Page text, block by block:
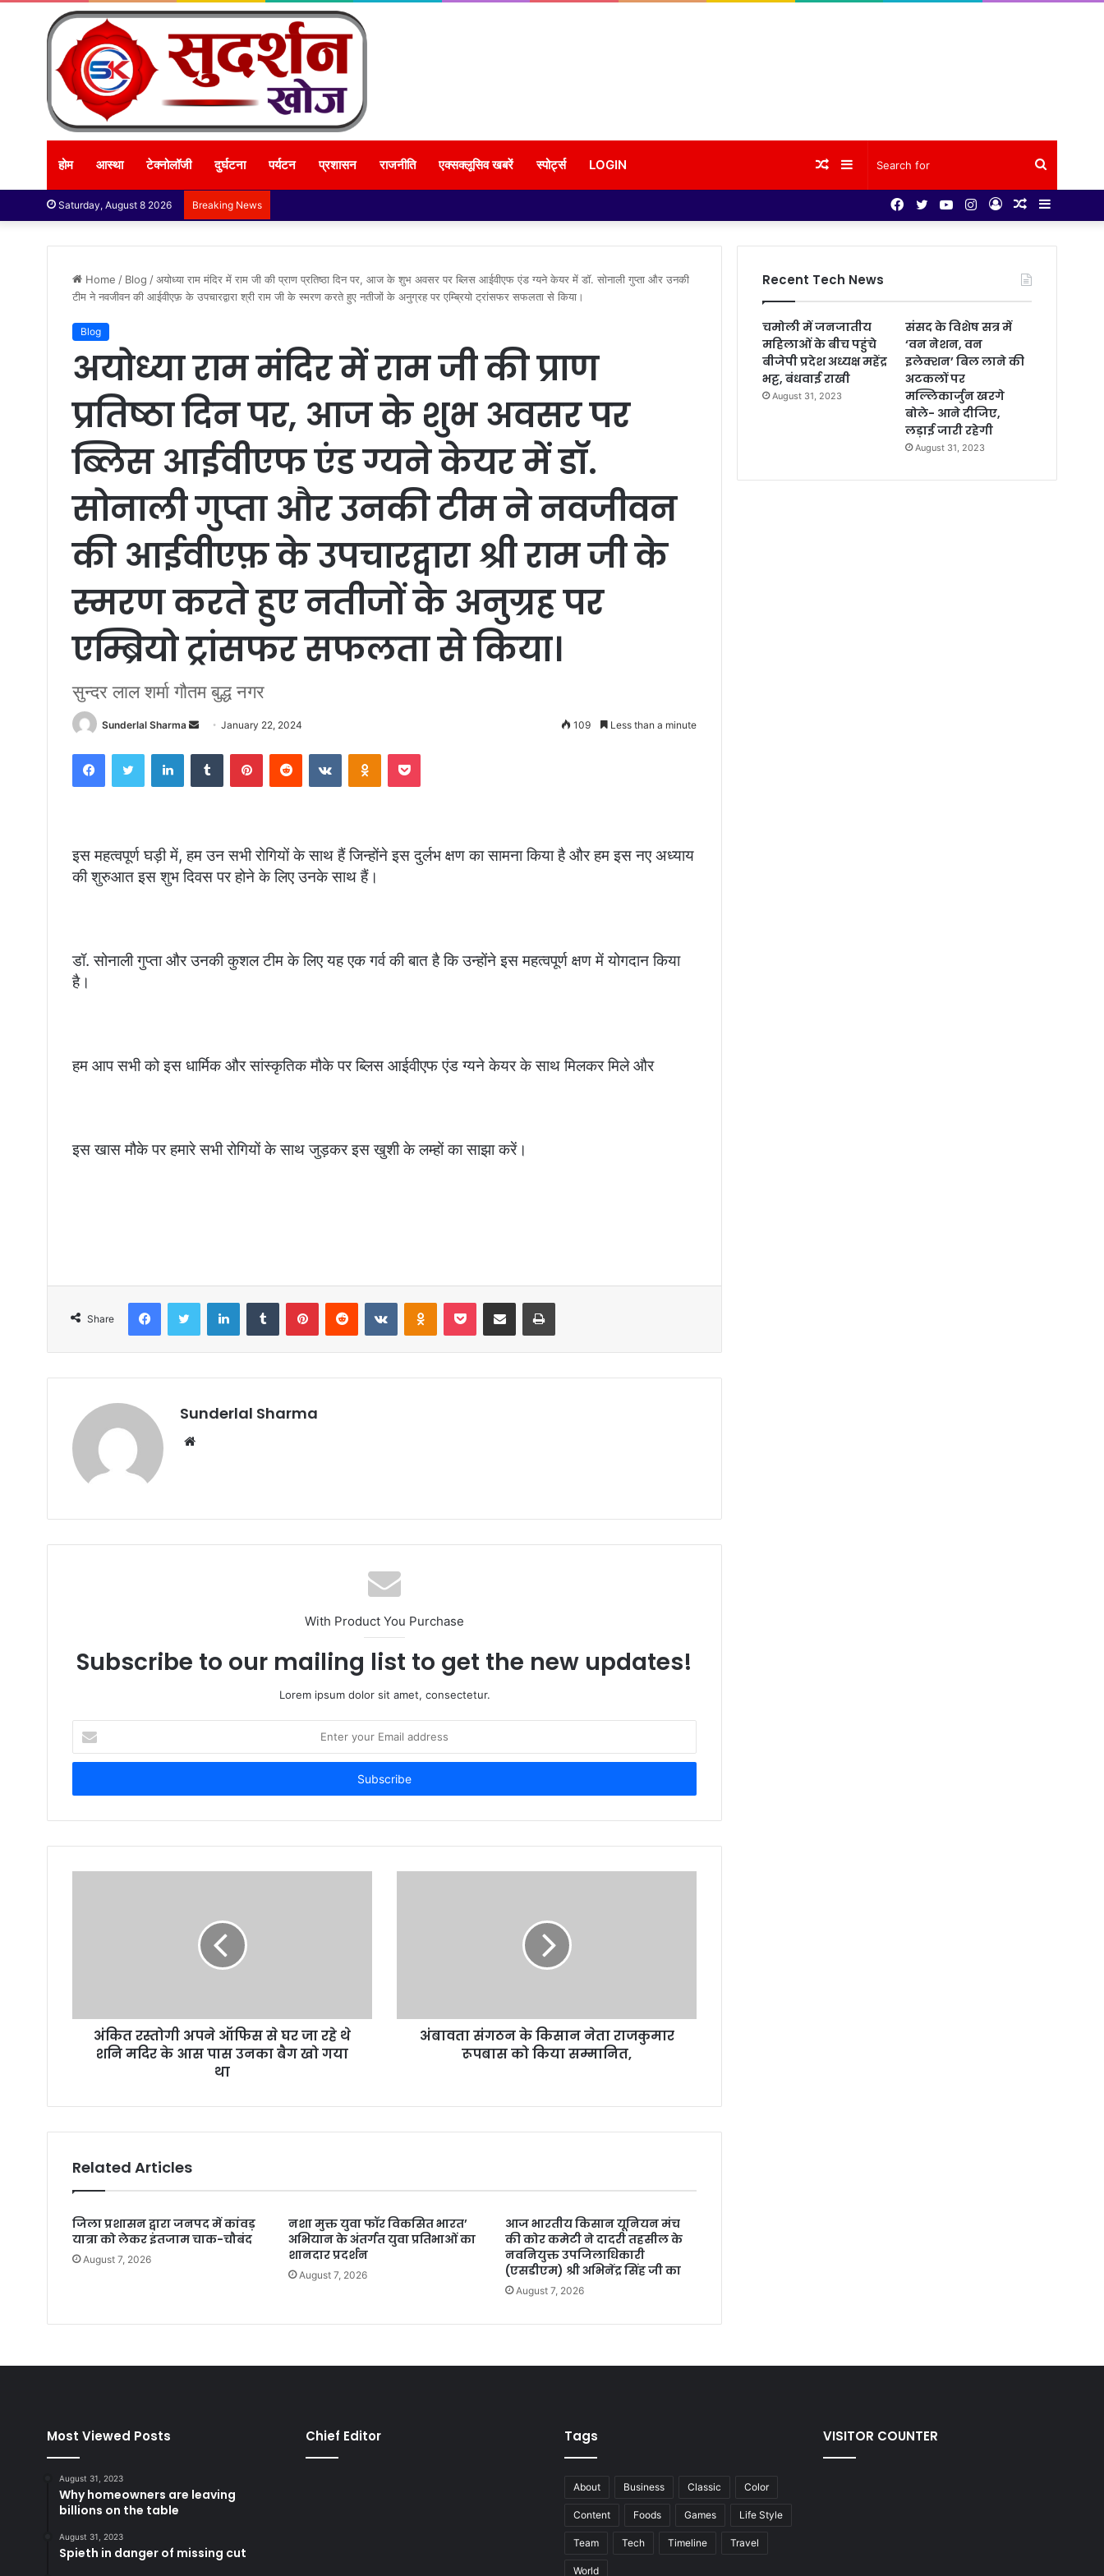
होम आस्था टेक्नोलॉजी दुर्घटना पर्यटन प्रशासन राजनीति एक्सक्लूसिव खबरें स्पोर्ट्स LOGIN
for
Sidebar
Random
Saturday, August 8 2026 Breaking News Sidebar
Random
Log
Instagram
YouTube
Twitter
Facebook
Home / Blog /अयोध्या राम मंदिर में राम जी की प्राण प्रतिष्ठा दिन पर, आज के शुभ अवसर पर ब्लिस आईवीएफ एंड ग्यने केयर में डॉ. सोनाली गुप्ता और उनकी
टीम ने नवजीवन की आईवीएफ़ के उपचारद्वारा श्री राम जी के स्मरण करते हुए नतीजों के अनुग्रह पर एम्ब्रियो ट्रांसफर सफलता से किया।
Blog
अयोध्या राम मंदिर में राम जी की प्राण
प्रतिष्ठा दिन पर, आज के शुभ अवसर पर
ब्लिस आईवीएफ एंड ग्यने केयर में डॉ.
सोनाली गुप्ता और उनकी टीम ने नवजीवन
की आईवीएफ़ के उपचारद्वारा श्री राम जी के
स्मरण करते हुए नतीजों के अनुग्रह पर
एम्ब्रियो ट्रांसफर सफलता से किया।
सुन्दर लाल शर्मा गौतम बुद्ध नगर
Sunderlal Sharma
Send
email
January 22, 2024 109 Less than a minute
FacebookTwitter LinkedInTumblr PinterestReddit VKontakteOdnoklassniki
Pocket
इस महत्वपूर्ण घड़ी में, हम उन सभी रोगियों के साथ हैं जिन्होंने इस दुर्लभ क्षण का सामना किया है और हम इस नए अध्याय
की शुरुआत इस शुभ दिवस पर होने के लिए उनके साथ हैं।
डॉ. सोनाली गुप्ता और उनकी कुशल टीम के लिए यह एक गर्व की बात है कि उन्होंने इस महत्वपूर्ण क्षण में योगदान किया
है।
हम आप सभी को इस धार्मिक और सांस्कृतिक मौके पर ब्लिस आईवीएफ एंड ग्यने केयर के साथ मिलकर मिले और
इस खास मौके पर हमारे सभी रोगियों के साथ जुड़कर इस खुशी के लम्हों का साझा करें।
Share
FacebookTwitter LinkedInTumblr PinterestReddit VKontakteOdnoklassniki
Pocket Share via Email Print
Sunderlal Sharma
Website
With Product You Purchase
Subscribe to our mailing list to get the new updates!
Lorem ipsum dolor sit amet, consectetur.
your
Email
अंकित रस्तोगी अपने ऑफिस से घर जा रहे थे
शनि मदिर के आस पास उनका बैग खो गया
था
अंबावता संगठन के किसान नेता राजकुमार
रूपबास को किया सम्मानित,
Related Articles
जिला प्रशासन द्वारा जनपद में कांवड़
यात्रा को लेकर इंतजाम चाक-चौबंद
August 7, 2026
नशा मुक्त युवा फॉर विकसित भारत’
अभियान के अंतर्गत युवा प्रतिभाओं का
शानदार प्रदर्शन
August 7, 2026
आज भारतीय किसान यूनियन मंच
की कोर कमेटी ने दादरी तहसील के
नवनियुक्त उपजिलाधिकारी
(एसडीएम) श्री अभिनेंद्र सिंह जी का
August 7, 2026
Recent Tech News
चमोली में जनजातीय
महिलाओं के बीच पहुंचे
बीजेपी प्रदेश अध्यक्ष महेंद्र
भट्ट, बंधवाई राखी
August 31, 2023
संसद के विशेष सत्र में
‘वन नेशन, वन
इलेक्शन’ बिल लाने की
अटकलों पर
मल्लिकार्जुन खरगे
बोले- आने दीजिए,
लड़ाई जारी रहेगी
August 31, 2023
Most Viewed Posts
August 31, 2023
Why homeowners are leaving
billions on the table
August 31, 2023
Spieth in danger of missing cut
Chief Editor Tags
About Business Classic Color
Content Foods Games Life Style
Team Tech Timeline Travel
World
VISITOR COUNTER